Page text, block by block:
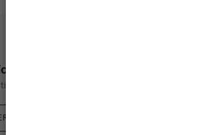
och ta del av aktuella kampanjer.